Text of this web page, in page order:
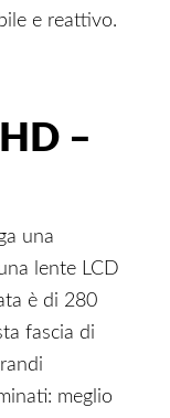
e reattivo.
–
una
lente LCD
è di 280
fascia di
meglio